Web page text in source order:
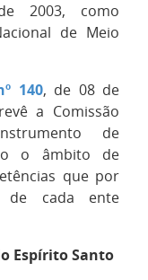
2003, como
de Meio
140, de 08 de
a Comissão
de
o âmbito de
que por
de cada ente
Espírito Santo